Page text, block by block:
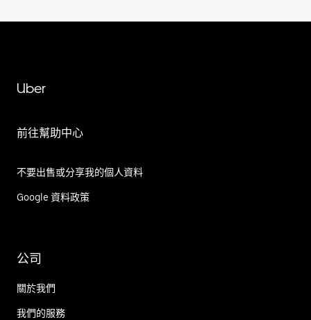
Uber
前往幫助中心
不要出售或分享我的個人資料
Google 資料政策
公司
關於我們
我們的服務